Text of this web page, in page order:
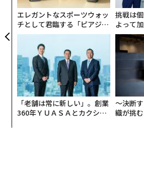
エレガントなスポーツウォッ
チとして君臨する「ピアジ
ェ」ポロの魅力
挑戦は
よって
PAN 特
「老舗は常に新しい」。創業
360年ＹＵＡＳＡとカクシン
〜決断
織が挑